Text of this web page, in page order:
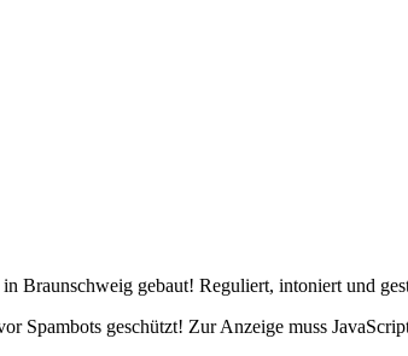
Braunschweig gebaut! Reguliert, intoniert und
Spambots geschützt! Zur Anzeige muss